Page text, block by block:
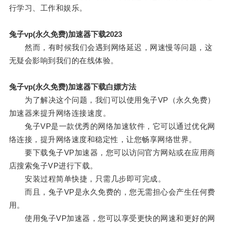
行学习、工作和娱乐。
兔子vp(永久免费)加速器下载2023
然而，有时候我们会遇到网络延迟，网速慢等问题，这
无疑会影响到我们的在线体验。
兔子vp(永久免费)加速器下载白嫖方法
为了解决这个问题，我们可以使用兔子VP（永久免费）
加速器来提升网络连接速度。
兔子VP是一款优秀的网络加速软件，它可以通过优化网
络连接，提升网络速度和稳定性，让您畅享网络世界。
要下载兔子VP加速器，您可以访问官方网站或在应用商
店搜索兔子VP进行下载。
安装过程简单快捷，只需几步即可完成。
而且，兔子VP是永久免费的，您无需担心会产生任何费
用。
使用兔子VP加速器，您可以享受更快的网速和更好的网